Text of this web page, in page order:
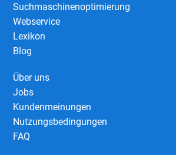
Suchmaschinenoptimierung
Webservice
Lexikon
Blog
Über uns
Jobs
Kundenmeinungen
Nutzungsbedingungen
FAQ